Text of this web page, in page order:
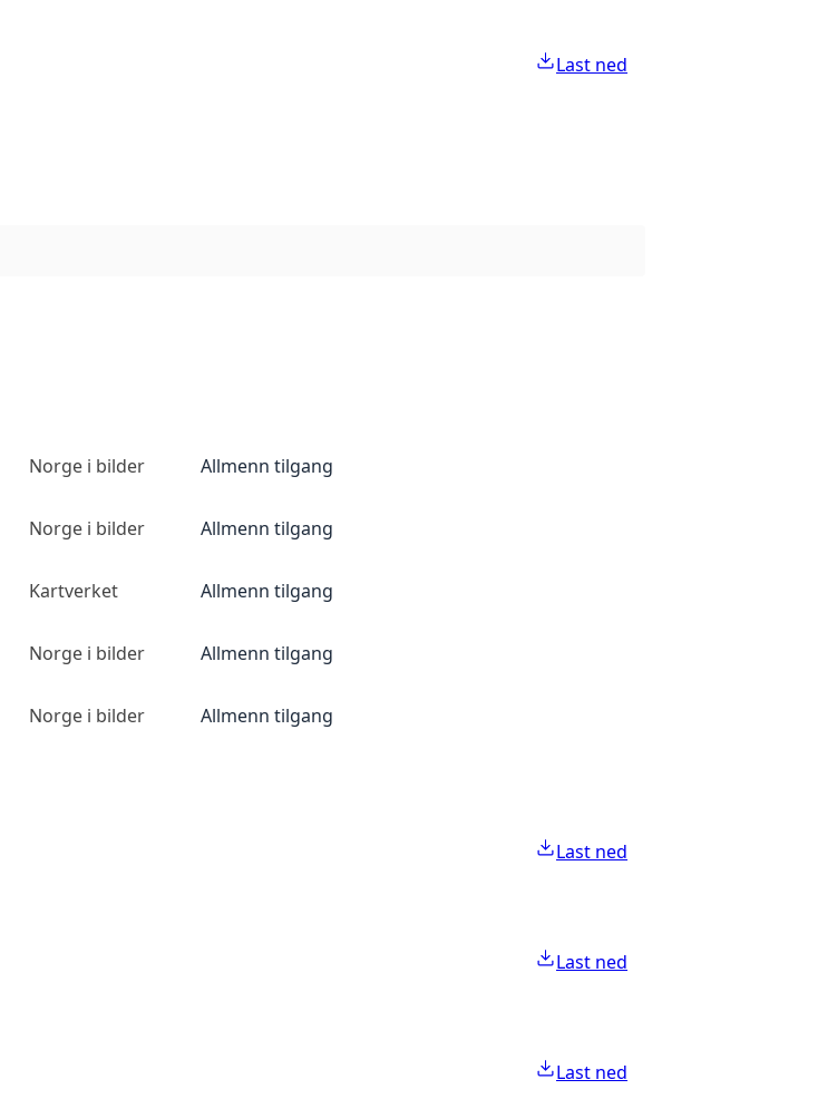
Last ned
Norge i bilder Allmenn tilgang
Norge i bilder Allmenn tilgang
Kartverket Allmenn tilgang
Norge i bilder Allmenn tilgang
Norge i bilder Allmenn tilgang
Last ned
Last ned
Last ned